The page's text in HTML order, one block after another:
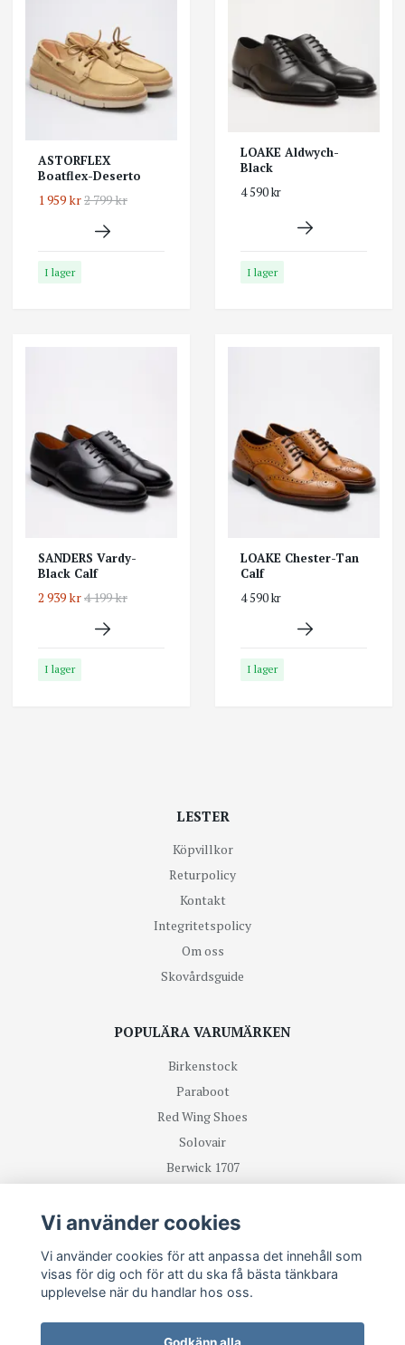
ASTORFLEX
Boatflex-Deserto
1 959 kr2 799 kr
I lager
LOAKE Aldwych-
Black
4 590 kr
I lager
SANDERS Vardy-
Black Calf
2 939 kr4 199 kr
I lager
LOAKE Chester-Tan
Calf
4 590 kr
I lager
LESTER
Köpvillkor
Returpolicy
Kontakt
Integritetspolicy
Om oss
Skovårdsguide
POPULÄRA VARUMÄRKEN
Birkenstock
Paraboot
Red Wing Shoes
Solovair
Berwick 1707
TA DEL UTAV NYHETER OCH ERBJUDANDEN FÖRST
Vi använder cookies
Vi använder cookies för att anpassa det innehåll som
visas för dig och för att du ska få bästa tänkbara
upplevelse när du handlar hos oss.
Godkänn alla